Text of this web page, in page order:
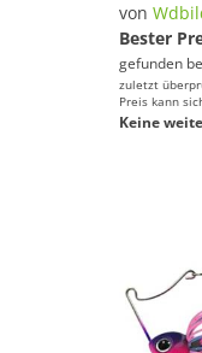
von
Bester
gefunden
zuletzt
Preis kann
Keine